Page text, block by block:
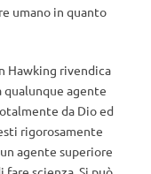
umano in quanto
Hawking rivendica
qualunque agente
da Dio ed
rigorosamente
agente superiore